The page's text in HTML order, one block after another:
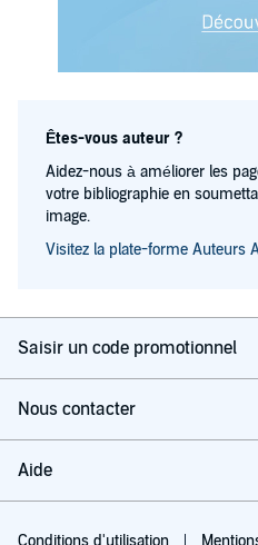
Êtes-vous auteur ?
Aidez-nous à améliorer les
votre bibliographie en
image.
Visitez la plate-forme Auteurs
Saisir un code promotionnel
Nous contacter
Aide
Conditions d'utilisation